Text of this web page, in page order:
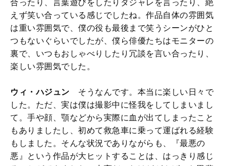
合ったり、言葉遊びをしたりダジャレを言ったり、絶
えず笑い合っている感じでしたね。作品自体の雰囲気
は重い雰囲気で、僕の役も最後まで笑うシーンがひと
つもないぐらいでしたが、僕ら俳優たちはモニターの
裏で、いつもおしゃべりしたり冗談を言い合ったり、
楽しい雰囲気でした。
ウィ・ハジュン そうなんです。本当に楽しい日々で
した。ただ、実は僕は撮影中に怪我をしてしまいまし
て。手や顔、顎などから実際に血が出てしまったこと
もありましたし、初めて救急車に乗って運ばれる経験
もしました。そんな状況でありながらも、『最悪の
悪』という作品が大ヒットすることは、はっきり感じ